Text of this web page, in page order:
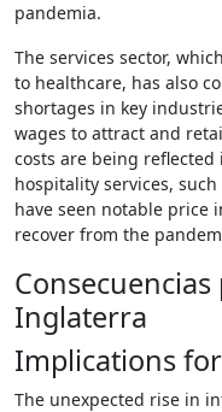
pandemia.
The services sector,
to healthcare, has also
shortages in key
wages to attract and
costs are being
hospitality services,
have seen notable price
recover from the
Inglaterra
Implications
The unexpected rise in